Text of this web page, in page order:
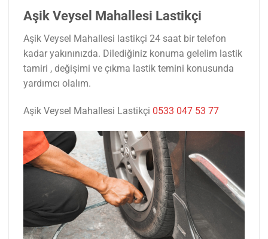
Aşik Veysel Mahallesi Lastikçi
Aşik Veysel Mahallesi lastikçi 24 saat bir telefon
kadar yakınınızda. Dilediğiniz konuma gelelim lastik
tamiri , değişimi ve çıkma lastik temini konusunda
yardımcı olalım.
Aşik Veysel Mahallesi Lastikçi 0533 047 53 77